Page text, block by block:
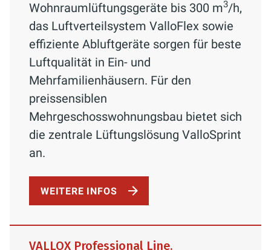
Wohnraumlüftungsgeräte bis 300 m3/h,
das Luftverteilsystem ValloFlex sowie
effiziente Abluftgeräte sorgen für beste
Luftqualität in Ein- und
Mehrfamilienhäusern. Für den
preissensiblen
Mehrgeschosswohnungsbau bietet sich
die zentrale Lüftungslösung ValloSprint
an.
WEITERE INFOS
VALLOX Professional Line.